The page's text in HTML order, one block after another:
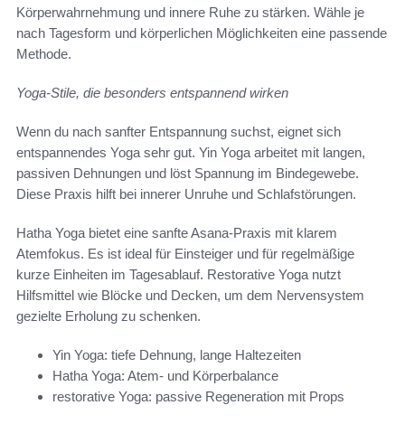
Körperwahrnehmung und innere Ruhe zu stärken. Wähle je
nach Tagesform und körperlichen Möglichkeiten eine passende
Methode.
Yoga-Stile, die besonders entspannend wirken
Wenn du nach sanfter Entspannung suchst, eignet sich
entspannendes Yoga sehr gut. Yin Yoga arbeitet mit langen,
passiven Dehnungen und löst Spannung im Bindegewebe.
Diese Praxis hilft bei innerer Unruhe und Schlafstörungen.
Hatha Yoga bietet eine sanfte Asana-Praxis mit klarem
Atemfokus. Es ist ideal für Einsteiger und für regelmäßige
kurze Einheiten im Tagesablauf. Restorative Yoga nutzt
Hilfsmittel wie Blöcke und Decken, um dem Nervensystem
gezielte Erholung zu schenken.
Yin Yoga: tiefe Dehnung, lange Haltezeiten
Hatha Yoga: Atem- und Körperbalance
restorative Yoga: passive Regeneration mit Props